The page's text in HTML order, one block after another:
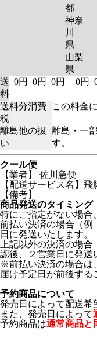
都
神奈
川
県
山梨
県
送
料
0円 0円 0円 0円
送料分消費
税
この料金
離島他の扱
い
離島・一
す。
クール便
【業者】 佐川急便
【配送サービス名】飛
【備考】
商品発送のタイミング
特にご指定がない場合、
前払い決済の場合（
日に発送いたします。
上記以外の決済の場
認後、２営業日に発送
※前払い決済の場合は
届け予定日が前後する
予約商品について
発売日によって配送希
また、発売日によって
予約商品は通常商品と